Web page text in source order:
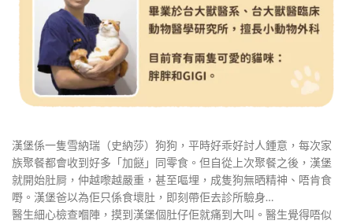
漢堡係一隻雪納瑞（史納莎）狗狗，平時好乖好討人鍾意，每次家
族聚餐都會收到好多「加餸」同零食。但自從上次聚餐之後，漢堡
就開始肚屙，仲越嚟越嚴重，甚至嘔埋，成隻狗無晒精神、唔肯食
嘢。漢堡爸以為佢只係食壞肚，即刻帶佢去診所驗身…
醫生細心檢查嗰陣，摸到漢堡個肚仔佢就痛到大叫。醫生覺得唔似